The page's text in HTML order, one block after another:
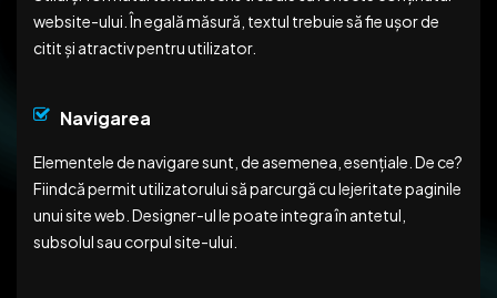
website-ului. În egală măsură, textul trebuie să fie ușor de
citit și atractiv pentru utilizator.
Navigarea
Elementele de navigare sunt, de asemenea, esențiale. De ce?
Fiindcă permit utilizatorului să parcurgă cu lejeritate paginile
unui site web. Designer-ul le poate integra în antetul,
subsolul sau corpul site-ului.